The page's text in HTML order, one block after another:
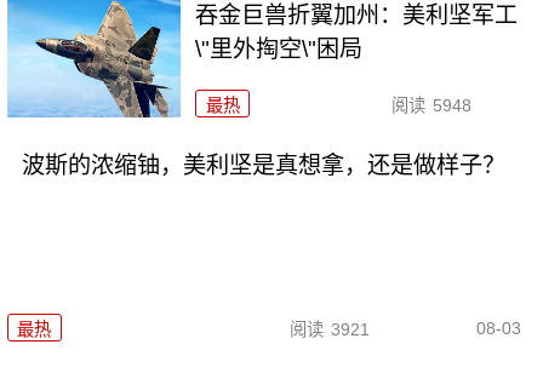
吞金巨兽折翼加州：美利坚军工
\"里外掏空\"困局
最热 阅读 5948
波斯的浓缩铀，美利坚是真想拿，还是做样子？
最热 阅读 3921 08-03